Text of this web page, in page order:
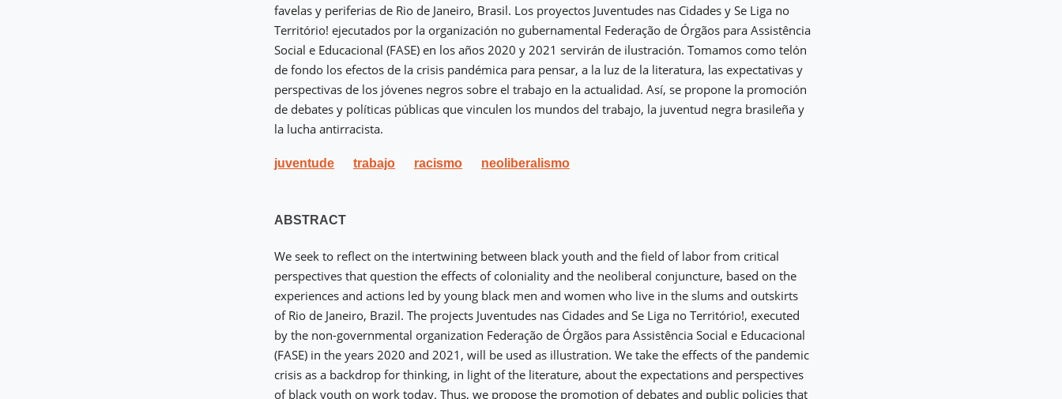
favelas y periferias de Rio de Janeiro, Brasil. Los proyectos Juventudes nas Cidades y Se Liga no
Território! ejecutados por la organización no gubernamental Federação de Órgãos para Assistência
Social e Educacional (FASE) en los años 2020 y 2021 servirán de ilustración. Tomamos como telón
de fondo los efectos de la crisis pandémica para pensar, a la luz de la literatura, las expectativas y
perspectivas de los jóvenes negros sobre el trabajo en la actualidad. Así, se propone la promoción
de debates y políticas públicas que vinculen los mundos del trabajo, la juventud negra brasileña y
la lucha antirracista.
juventude trabajo racismo neoliberalismo
ABSTRACT
We seek to reflect on the intertwining between black youth and the field of labor from critical
perspectives that question the effects of coloniality and the neoliberal conjuncture, based on the
experiences and actions led by young black men and women who live in the slums and outskirts
of Rio de Janeiro, Brazil. The projects Juventudes nas Cidades and Se Liga no Território!, executed
by the non-governmental organization Federação de Órgãos para Assistência Social e Educacional
(FASE) in the years 2020 and 2021, will be used as illustration. We take the effects of the pandemic
crisis as a backdrop for thinking, in light of the literature, about the expectations and perspectives
of black youth on work today. Thus, we propose the promotion of debates and public policies that